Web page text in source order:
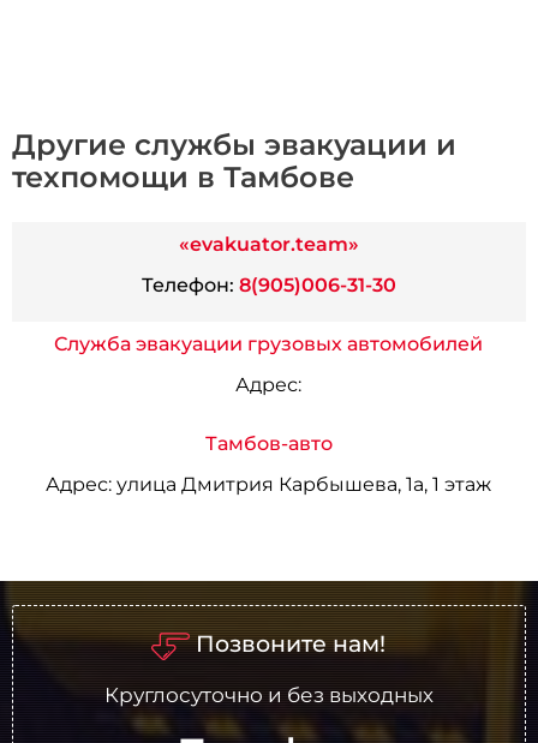
Другие службы эвакуации и
техпомощи в Тамбове
«evakuator.team»
Телефон: 8(905)006-31-30
Служба эвакуации грузовых автомобилей
Адрес:
Тамбов-авто
Адрес: улица Дмитрия Карбышева, 1а, 1 этаж
Позвоните нам!
Круглосуточно и без выходных